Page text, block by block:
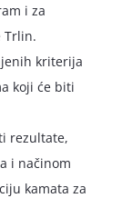
i za
Trlin.
kriterija
koji će biti
rezultate,
i načinom
kamata za